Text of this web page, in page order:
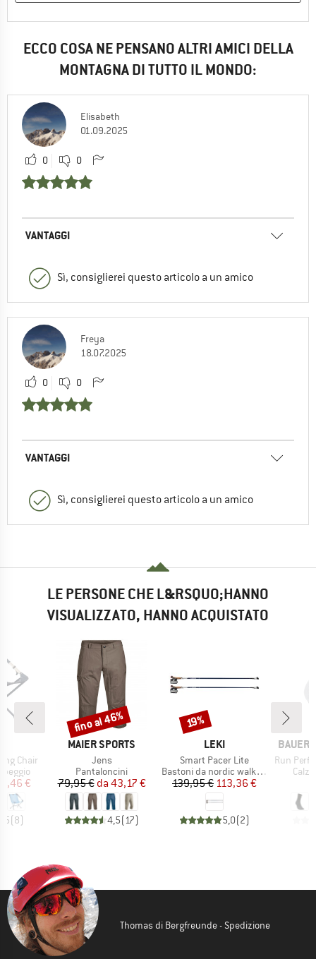
ECCO COSA NE PENSANO ALTRI AMICI DELLA
MONTAGNA DI TUTTO IL MONDO:
Elisabeth
01.09.2025
0 0
VANTAGGI
Sì, consiglierei questo articolo a un amico
Freya
18.07.2025
0 0
VANTAGGI
Sì, consiglierei questo articolo a un amico
LE PERSONE CHE L&RSQUO;HANNO
VISUALIZZATO, HANNO ACQUISTATO
Chair
ridotto
€
(8)
MARCHIO
MAIER SPORTS
Articolo
Jens
Gruppo di prodotti
Pantaloncini
Prezzo
79,95 € Prezzo ridotto
da 43,17 €
4,5(17)
Sconto
fino al 46%
MARCHIO
LEKI
Articolo
Smart Pacer Lite
Gruppo di prodotti
Bastoni da nordic walking
Prezzo
139,95 €Prezzo ridotto
113,36 €
5,0(2)
Sconto
19%
Articolo
Run
Thomas di Bergfreunde - Spedizione